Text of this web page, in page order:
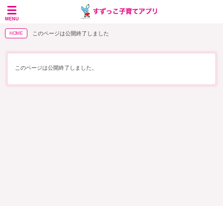
MENU
HOME このページは公開終了しました
このページは公開終了しました。